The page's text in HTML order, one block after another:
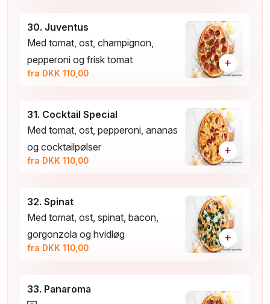
30. Juventus
Med tomat, ost, champignon,
pepperoni og frisk tomat
fra DKK 110,00
+
31. Cocktail Special
Med tomat, ost, pepperoni, ananas
og cocktailpølser
fra DKK 110,00
+
32. Spinat
Med tomat, ost, spinat, bacon,
gorgonzola og hvidløg
fra DKK 110,00
+
33. Panaroma